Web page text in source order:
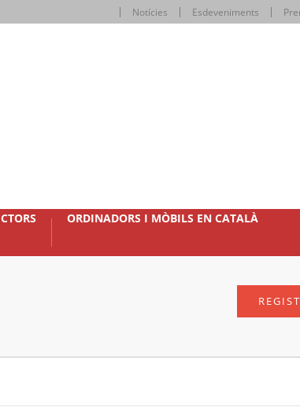
Notícies Esdeveniments
ORDINADORS I MÒBILS EN CATALÀ